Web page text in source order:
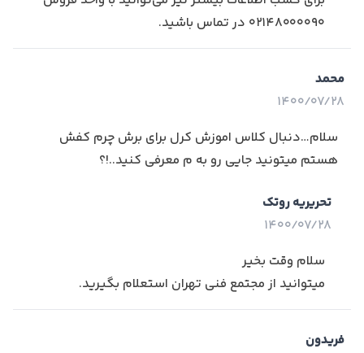
۰۲۱۴۸۰۰۰۰۹۰ در تماس باشید.
محمد
1400/07/28
سلام…دنبال کلاس اموزش کرل برای برش چرم کفش
هستم میتونید جایی رو به م معرفی کنید..!؟
تحریریه روتک
1400/07/28
سلام وقت بخیر
میتوانید از مجتمع فنی تهران استعلام بگیرید.
فریدون